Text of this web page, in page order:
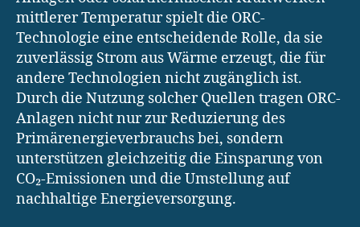
mittlerer Temperatur spielt die ORC-
Technologie eine entscheidende Rolle, da sie
zuverlässig Strom aus Wärme erzeugt, die für
andere Technologien nicht zugänglich ist.
Durch die Nutzung solcher Quellen tragen ORC-
Anlagen nicht nur zur Reduzierung des
Primärenergieverbrauchs bei, sondern
unterstützen gleichzeitig die Einsparung von
CO₂-Emissionen und die Umstellung auf
nachhaltige Energieversorgung.